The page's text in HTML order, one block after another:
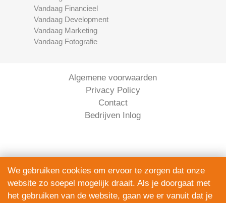
Vandaag Financieel
Vandaag Development
Vandaag Marketing
Vandaag Fotografie
Algemene voorwaarden
Privacy Policy
Contact
Bedrijven Inlog
Serviceright Koeriers is onderdeel van
The Right Service B.V. | KVK 90914872
We gebruiken cookies om ervoor te zorgen dat onze
website zo soepel mogelijk draait. Als je doorgaat met
het gebruiken van de website, gaan we er vanuit dat je